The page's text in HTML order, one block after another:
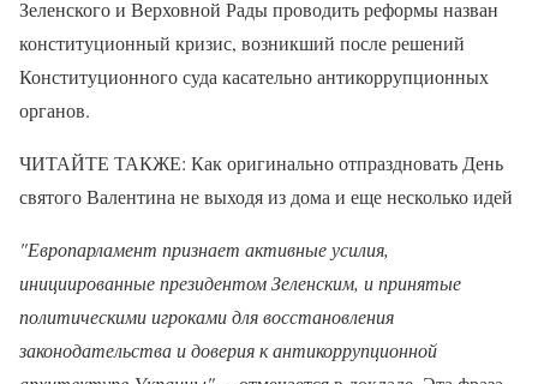
Зеленского и Верховной Рады проводить реформы назван
конституционный кризис, возникший после решений
Конституционного суда касательно антикоррупционных
органов.
ЧИТАЙТЕ ТАКЖЕ: Как оригинально отпраздновать День
святого Валентина не выходя из дома и еще несколько идей
"Европарламент признает активные усилия,
инициированные президентом Зеленским, и принятые
политическими игроками для восстановления
законодательства и доверия к антикоррупционной